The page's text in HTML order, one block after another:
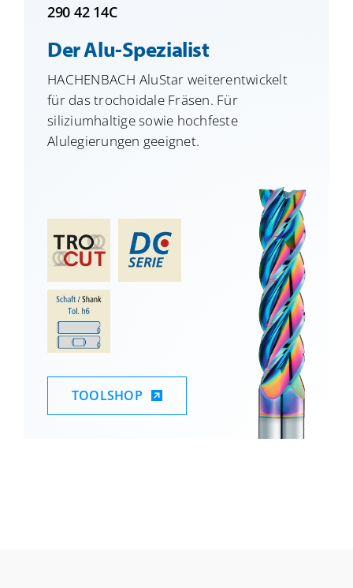
290 42 14C
Der Alu-Spezialist
HACHENBACH AluStar weiterentwickelt
für das trochoidale Fräsen. Für
siliziumhaltige sowie hochfeste
Alulegierungen geeignet.
TOOLSHOP